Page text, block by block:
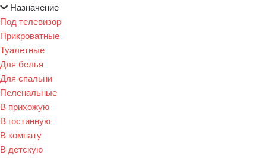
Назначение
Под телевизор
Прикроватные
Туалетные
Для белья
Для спальни
Пеленальные
В прихожую
В гостинную
В комнату
В детскую